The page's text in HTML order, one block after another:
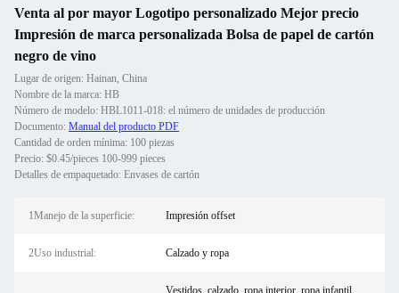
Venta al por mayor Logotipo personalizado Mejor precio
Impresión de marca personalizada Bolsa de papel de cartón
negro de vino
Lugar de origen: Hainan, China
Nombre de la marca: HB
Número de modelo: HBL1011-018: el número de unidades de producción
Documento: Manual del producto PDF
Cantidad de orden mínima: 100 piezas
Precio: $0.45/pieces 100-999 pieces
Detalles de empaquetado: Envases de cartón
1Manejo de la superficie: Impresión offset
2Uso industrial: Calzado y ropa
Vestidos, calzado, ropa interior, ropa infantil,